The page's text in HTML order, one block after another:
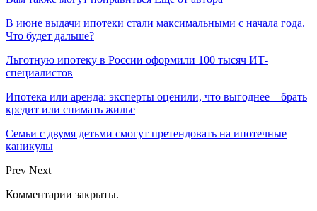
В июне выдачи ипотеки стали максимальными с начала года.
Что будет дальше?
Льготную ипотеку в России оформили 100 тысяч ИТ-
специалистов
Ипотека или аренда: эксперты оценили, что выгоднее – брать
кредит или снимать жилье
Семьи с двумя детьми смогут претендовать на ипотечные
каникулы
Prev Next
Комментарии закрыты.